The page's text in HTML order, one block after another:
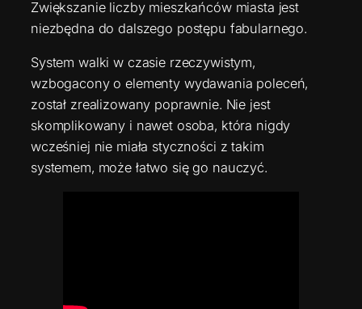
Zwiększanie liczby mieszkańców miasta jest
niezbędna do dalszego postępu fabularnego.
System walki w czasie rzeczywistym,
wzbogacony o elementy wydawania poleceń,
został zrealizowany poprawnie. Nie jest
skomplikowany i nawet osoba, która nigdy
wcześniej nie miała styczności z takim
systemem, może łatwo się go nauczyć.